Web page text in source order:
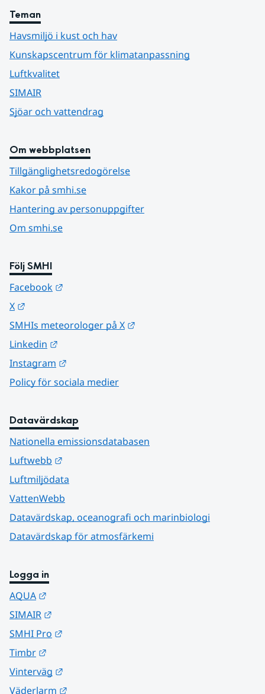
Teman
Havsmiljö i kust och hav
Kunskapscentrum för klimatanpassning
Luftkvalitet
SIMAIR
Sjöar och vattendrag
Om webbplatsen
Tillgänglighetsredogörelse
Kakor på smhi.se
Hantering av personuppgifter
Om smhi.se
Följ SMHI
Facebook
X
SMHIs meteorologer på X
Linkedin
Instagram
Policy för sociala medier
Datavärdskap
Nationella emissionsdatabasen
Luftwebb
Luftmiljödata
VattenWebb
Datavärdskap, oceanografi och marinbiologi
Datavärdskap för atmosfärkemi
Logga in
AQUA
SIMAIR
SMHI Pro
Timbr
Vinterväg
Väderlarm